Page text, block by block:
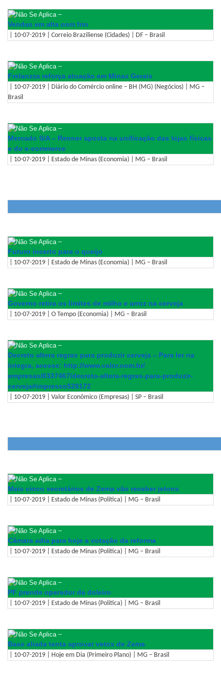
–
Vendas em alta com frio
| 10-07-2019 | Correio Braziliense (Cidades) | DF – Brasil
–
Frelanzza reforça atuação em Minas Gerais
| 10-07-2019 | Diário do Comércio online – BH (MG) (Negócios) | MG –
Brasil
–
Mercado S/A – Renner aposta na unificação das lojas físicas
e do e-commerce
| 10-07-2019 | Estado de Minas (Economia) | MG – Brasil
–
Futuro incerto para o queijo
| 10-07-2019 | Estado de Minas (Economia) | MG – Brasil
–
Governo retira os limites de milho e arroz na cerveja
| 10-07-2019 | O Tempo (Economia) | MG – Brasil
–
Decreto altera regras para produzir cerveja – Para ler na
íntegra, acesse: http://www.valor.com.br/
empresas/6337467/decreto-altera-regras-para-produzir-
cerveja#impresso528172
| 10-07-2019 | Valor Econômico (Empresas) | SP – Brasil
–
Mais cinco secretários de Zema vão receber jetons
| 10-07-2019 | Estado de Minas (Política) | MG – Brasil
–
Câmara adia para hoje a votação da reforma
| 10-07-2019 | Estado de Minas (Política) | MG – Brasil
–
PF prende operador de doleiro
| 10-07-2019 | Estado de Minas (Política) | MG – Brasil
–
Base aliada tenta aprovar vetos de Zema
| 10-07-2019 | Hoje em Dia (Primeiro Plano) | MG – Brasil